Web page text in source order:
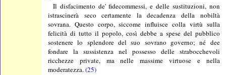
Il disfacimento de' fidecommessi, e delle sustituzioni, non
istrascinerà seco certamente la decadenza della nobiltà
sovrana. Questo corpo, siccome influisce colla virtù sulla
felicità di tutto il popolo, così debbe a spese del pubblico
sostenere lo splendore del suo sovrano governo; né dee
fondare la sussistenza nel possesso delle strabocchevoli
ricchezze private, ma nelle massime virtuose e nella
moderatezza.(25)